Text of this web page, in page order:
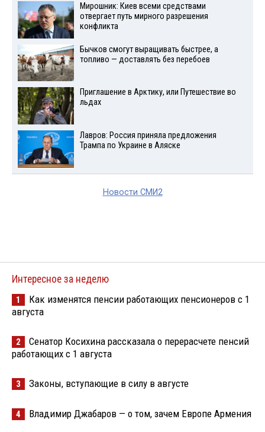
Мирошник: Киев всеми средствами
отвергает путь мирного разрешения
конфликта
Бычков смогут выращивать быстрее, а
топливо — доставлять без перебоев
Приглашение в Арктику, или Путешествие во
льдах
Лавров: Россия приняла предложения
Трампа по Украине в Аляске
Новости СМИ2
Интересное за неделю
1
Как изменятся пенсии работающих пенсионеров с 1
августа
2
Сенатор Косихина рассказала о перерасчете пенсий
работающих с 1 августа
3 Законы, вступающие в силу в августе
4 Владимир Джабаров — о том, зачем Европе Армения